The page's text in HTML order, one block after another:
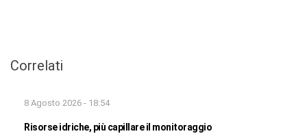
Correlati
8 Agosto 2026 - 18:54
Risorse idriche, più capillare il monitoraggio